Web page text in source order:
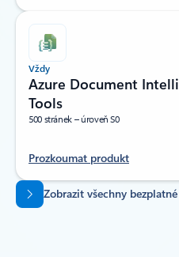
Vždy
Azure Document
Tools
500 stránek – úroveň S0
Prozkoumat produkt
Zpět na karty
Zobrazit všechny